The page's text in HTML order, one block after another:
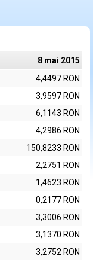
8 mai 2015
4,4497 RON
3,9597 RON
6,1143 RON
4,2986 RON
150,8233 RON
2,2751 RON
1,4623 RON
0,2177 RON
3,3006 RON
3,1370 RON
3,2752 RON